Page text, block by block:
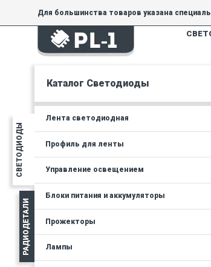
Для большинства товаров указана
товара.
На товары, купленные по специальной
СВЕТОДИОДЫ
РАДИОДЕТАЛИ
Каталог Светодиоды
Лента светодиодная
Профиль для ленты
Управление освещением
Блоки питания и аккумуляторы
Прожекторы
Лампы